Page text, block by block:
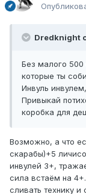
Dredknight
Без малого 500
которые ты
Инвуль
Привыкай
коробка для
Возможно, а что
скарабы)+5
инвулей 3+,
сила встаём на
сливать технику